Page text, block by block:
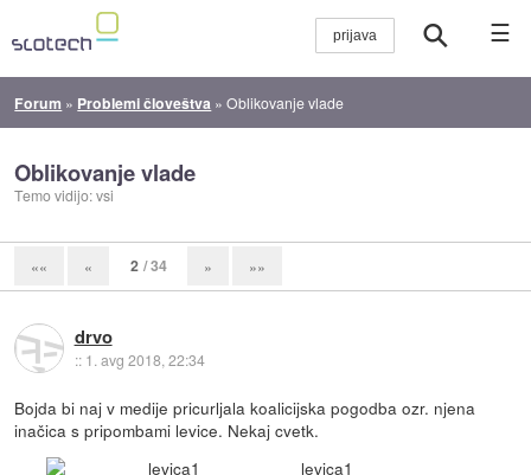
☰
Forum » Problemi človeštva »Oblikovanje vlade
Oblikovanje vlade
Temo vidijo: vsi
«« « 2 / 34 » »»
drvo
:: 1. avg 2018, 22:34
Bojda bi naj v medije pricurljala koalicijska pogodba ozr. njena
inačica s pripombami levice. Nekaj cvetk.
levica1